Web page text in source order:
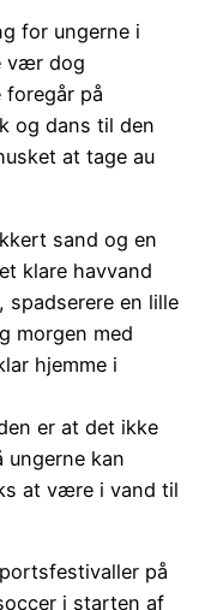
for ungerne i
vær dog
på
og dans til den
at tage au
sand og en
klare havvand
spadserere en lille
morgen med
hjemme i
er at det ikke
ungerne kan
at være i vand til
på
i starten af